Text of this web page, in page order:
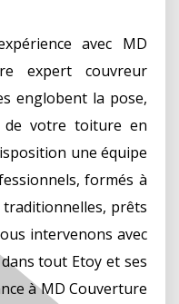
avec MD
expert couvreur
englobent la pose,
votre toiture en
une équipe
formés à
prêts
intervenons avec
tout Etoy et ses
à MD Couverture